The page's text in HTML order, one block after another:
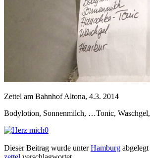
Zettel am Bahnhof Altona, 4.3. 2014
Bodylotion, Sonnenmilch, …Tonic,
0
Dieser Beitrag wurde unterHamburg